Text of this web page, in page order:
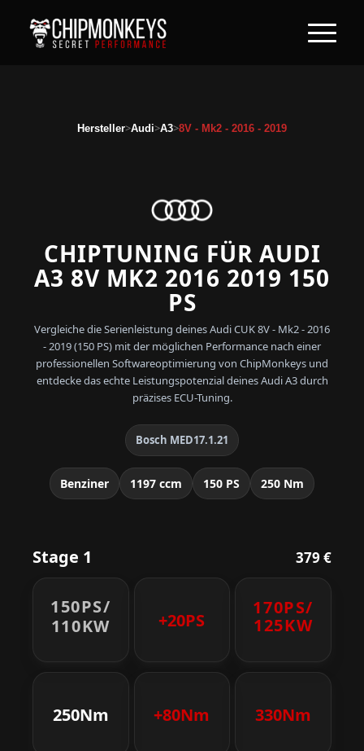
Hersteller>Audi>A3>8V - Mk2 - 2016 - 2019
CHIPTUNING FÜR AUDI
A3 8V MK2 2016 2019 150
PS
Vergleiche die Serienleistung deines Audi CUK 8V - Mk2 - 2016
- 2019 (150 PS) mit der möglichen Performance nach einer
professionellen Softwareoptimierung von ChipMonkeys und
entdecke das echte Leistungspotenzial deines Audi A3 durch
präzises ECU-Tuning.
Bosch MED17.1.21
Benziner 1197 ccm 150 PS 250 Nm
Stage 1 379 €
150PS/
110KW
+20PS
170PS/
125KW
250Nm +80Nm 330Nm